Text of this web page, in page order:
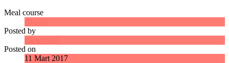
Meal course
Posted by
Posted on
11 Mart 2017